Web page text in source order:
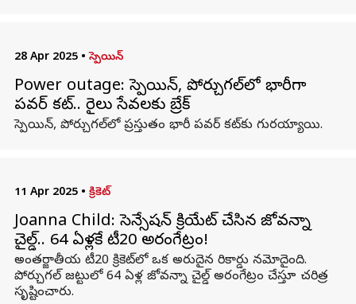
28 Apr 2025 • స్పెయిన్
Power outage: స్పెయిన్, పోర్చుగల్‌లో భారీగా
పవర్ కట్.. రైలు సేవలకు బ్రేక్
స్పెయిన్, పోర్చుగల్‌లో ప్రస్తుతం భారీ పవర్ కట్‌కు గురయ్యాయి.
11 Apr 2025 • క్రికెట్
Joanna Child: సెన్సేషన్ క్రియేట్ చేసిన జోవన్నా
చైల్డ్‌.. 64 ఏళ్లకే టీ20 అరంగేట్రం!
అంతర్జాతీయ టీ20 క్రికెట్‌లో ఒక అరుదైన రికార్డు నమోదైంది.
పోర్చుగల్ జట్టులో 64 ఏళ్ల జోవన్నా చైల్డ్ అరంగేట్రం చేస్తూ చరిత్ర
సృష్టించారు.